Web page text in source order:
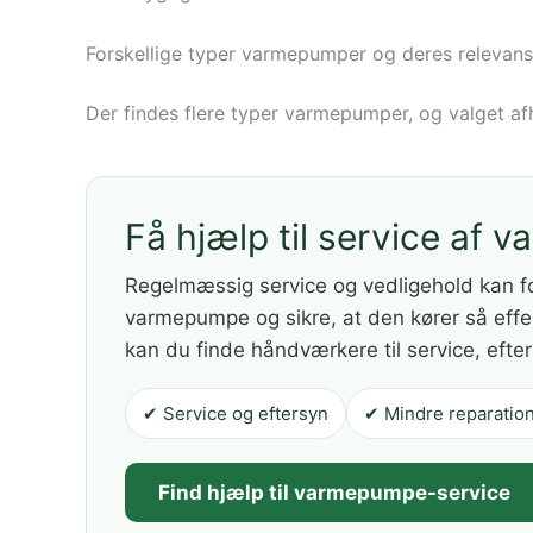
Forskellige typer varmepumper og deres
Der findes flere typer varmepumper, og valget
Få hjælp til service af
Regelmæssig service og vedligehold kan
varmepumpe og sikre, at den kører så
kan du finde håndværkere til service,
✔ Service og eftersyn ✔ Mindre
Find hjælp til varmepumpe-service